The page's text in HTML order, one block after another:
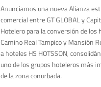
Anunciamos una nueva Alianza
comercial entre GT GLOBAL y
Hotelero para la conversión de los
Camino Real Tampico y Mansión
a hoteles HS HOTSSON,
uno de los grupos hoteleros más
de la zona conurbada.